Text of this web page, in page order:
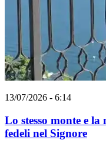
13/07/2026 - 6:14
Lo stesso monte e
fedeli nel Signore